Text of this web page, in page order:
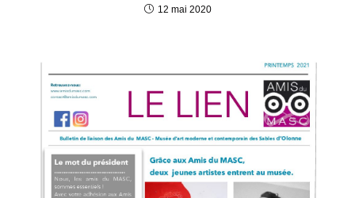
12 mai 2020